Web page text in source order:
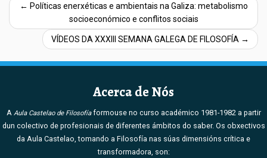
← Políticas enerxéticas e ambientais na Galiza: metabolismo
socioeconómico e conflitos sociais
VÍDEOS DA XXXIII SEMANA GALEGA DE FILOSOFÍA →
Acerca de Nós
A Aula Castelao de Filosofíaformouse no curso académico 1981-1982 a partir
dun colectivo de profesionais de diferentes ámbitos do saber. Os obxectivos
da Aula Castelao, tomando a Filosofía nas súas dimensións crítica e
transformadora, son: